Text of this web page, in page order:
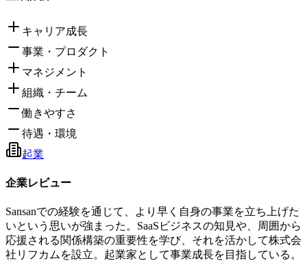
キャリア成長
事業・プロダクト
マネジメント
組織・チーム
働きやすさ
待遇・環境
起業
企業レビュー
Sansanでの経験を通じて、より早く自身の事業を立ち上げた
いという思いが強まった。SaaSビジネスの知見や、周囲から
応援される関係構築の重要性を学び、それを活かして株式会
社リフカムを設立。起業家として事業成長を目指している。